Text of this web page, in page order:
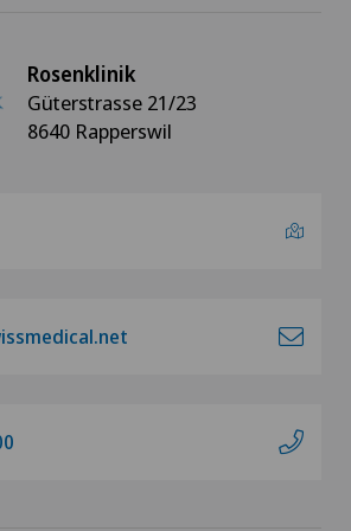
Rosenklinik
Güterstrasse 21/23
8640 Rapperswil